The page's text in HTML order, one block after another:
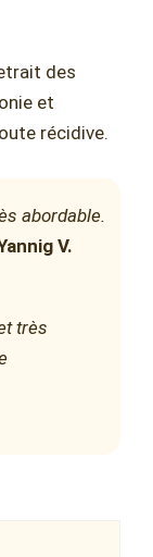
des
et
récidive.
abordable.
V.
très